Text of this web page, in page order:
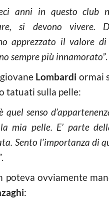
anni in questo club
si devono vivere.
apprezzato il valore di
sempre più innamorato”.
Lombardi ormai
tatuati sulla pelle:
quel senso
mia pelle. E’ parte
Sento l’importanza di
.
poteva ovviamente
: